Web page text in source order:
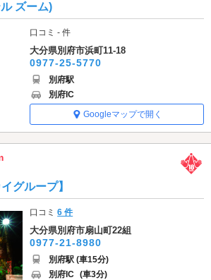
ズーム)
口コミ - 件
大分県別府市浜町11-18
0977-25-5770
別府駅
別府IC
Googleマップで開く
グループ】
口コミ6 件
大分県別府市扇山町22組
0977-21-8980
別府駅 (車15分)
別府IC (車3分)